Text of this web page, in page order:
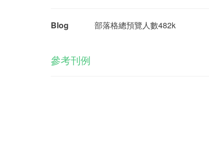
Blog 部落格總預覽人數482k
參考刊例